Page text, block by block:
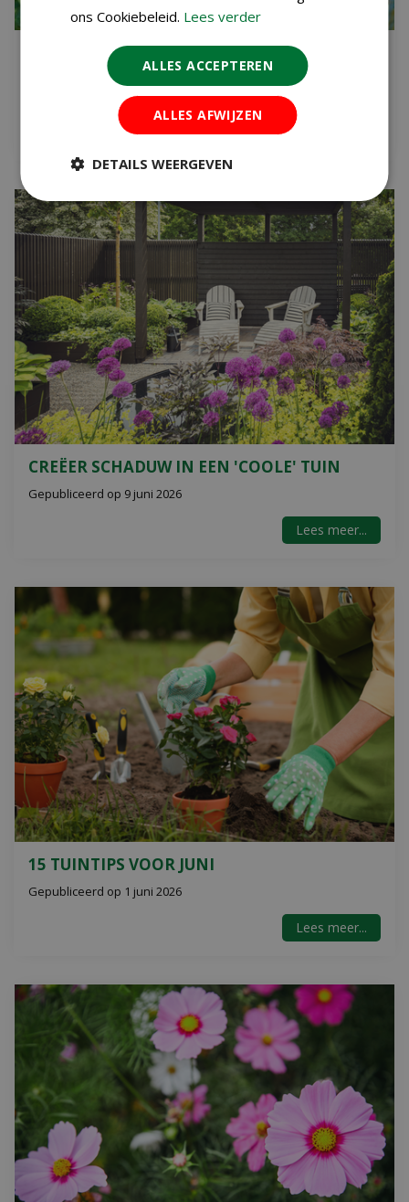
TUINTIPS VOOR DE LANGSTE DAG VAN HET
11 juni 2026
CREËER SCHADUW IN EEN 'COOLE' TUIN
Gepubliceerd op 9 juni 2026
Lees meer...
15 TUINTIPS VOOR JUNI
Gepubliceerd op 1 juni 2026
Lees meer...
ons Cookiebeleid. Lees verder
ALLES ACCEPTEREN
ALLES AFWIJZEN
DETAILS WEERGEVEN